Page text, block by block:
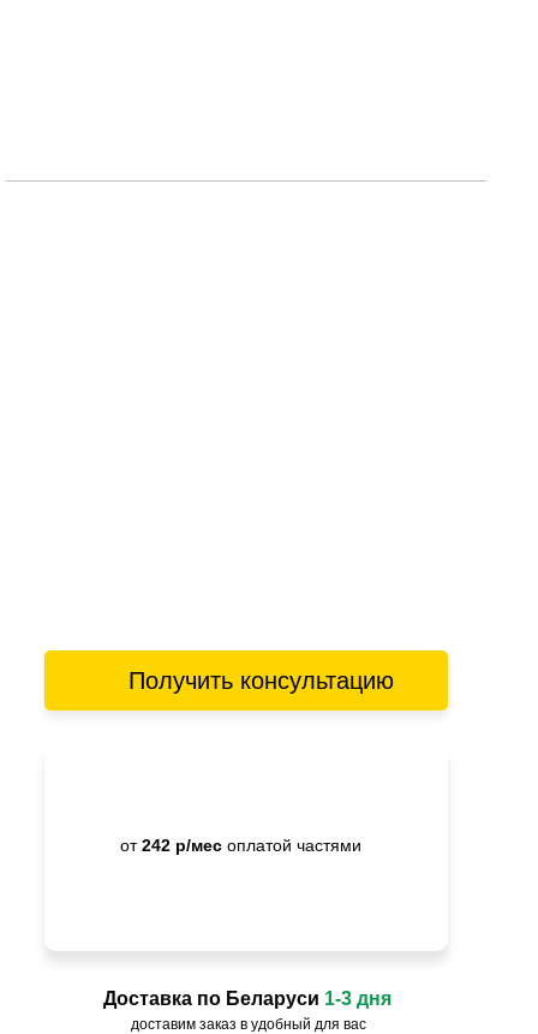
Получить консультацию
от242 р/мес оплатой частями
доставим заказ в удобный для вас
Доставка по Беларуси 1-3 дня